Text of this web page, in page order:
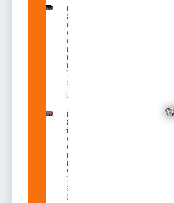
Expofeira
2026 começa
neste sábado
com shows,
negócios e
programação
para todos os
públicos
7 de agosto
de 2026
Leia mais »
Expofeira
2026
impulsiona
economia
e aumenta
procura
por hotéis
na capital
7 de
agosto de
2026